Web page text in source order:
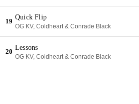
19
Quick Flip
OG KV, Coldheart & Conrade Black
20
Lessons
OG KV, Coldheart & Conrade Black